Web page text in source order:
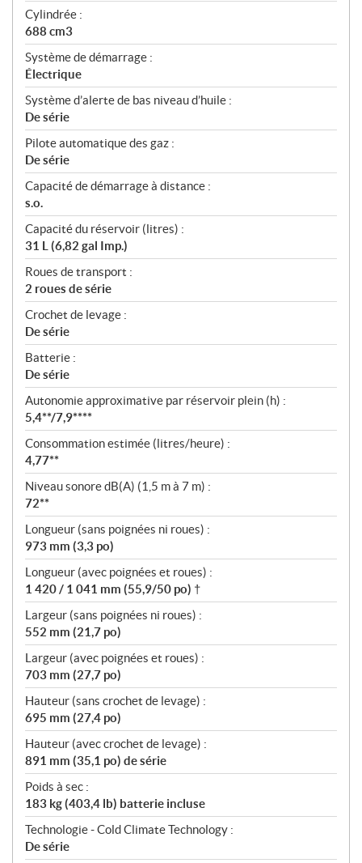
Cylindrée :
688 cm3
Système de démarrage :
Électrique
Système d’alerte de bas niveau d’huile :
De série
Pilote automatique des gaz :
De série
Capacité de démarrage à distance :
s.o.
Capacité du réservoir (litres) :
31 L (6,82 gal Imp.)
Roues de transport :
2 roues de série
Crochet de levage :
De série
Batterie :
De série
Autonomie approximative par réservoir plein (h) :
5,4**/7,9****
Consommation estimée (litres/heure) :
4,77**
Niveau sonore dB(A) (1,5 m à 7 m) :
72**
Longueur (sans poignées ni roues) :
973 mm (3,3 po)
Longueur (avec poignées et roues) :
1 420 / 1 041 mm (55,9/50 po) †
Largeur (sans poignées ni roues) :
552 mm (21,7 po)
Largeur (avec poignées et roues) :
703 mm (27,7 po)
Hauteur (sans crochet de levage) :
695 mm (27,4 po)
Hauteur (avec crochet de levage) :
891 mm (35,1 po) de série
Poids à sec :
183 kg (403,4 lb) batterie incluse
Technologie - Cold Climate Technology :
De série